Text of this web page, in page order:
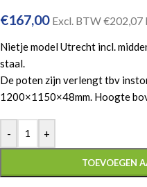
€167,00 Excl. BTW€202,07
Nietje model Utrecht incl.
staal.
De poten zijn verlengt tbv
1200×1150×48mm. Hoogte
- +
TOEVOEGEN